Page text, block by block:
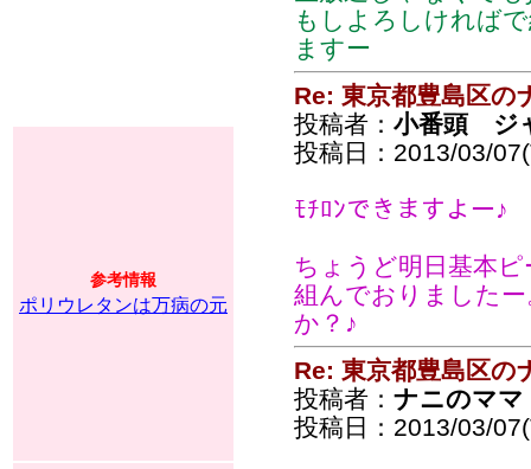
参考情報
ポリウレタンは万病の元
もしよろしければ
ますー
Re: 東京都豊島区の
投稿者： 小番頭 ジ
投稿日：2013/03/
ﾓﾁﾛﾝできますよー♪
ちょうど明日基本
組んでおりました
か？♪
Re: 東京都豊島区の
投稿者： ナニのママ
投稿日：2013/03/